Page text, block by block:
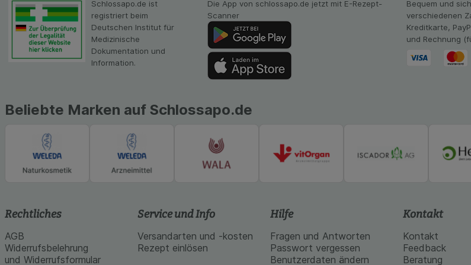
Inhalt auf unserer Website aber auch die Werbung auf Drittseiten
gestalten. Bitte beachten Sie, dass Daten hierfür teilweise an
Medien übertragen werden.
Schlossapo.de ist
registriert beim
Deutschen Institut für
Medizinische
Dokumentation und
Information.
Die App von schlossapo.de jetzt mit E-Rezept-
Scanner
Bequem und
verschiedenen
Kreditkarte,
und Rechnung
Beliebte Marken auf Schlossapo.de
Rechtliches
AGB
Widerrufsbelehrung
und Widerrufsformular
Service und Info
Versandarten und -kosten
Rezept einlösen
Hilfe
Fragen und Antworten
Passwort vergessen
Benutzerdaten ändern
Kontakt
Kontakt
Feedback
Beratung